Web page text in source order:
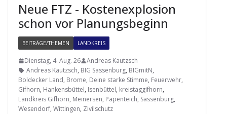
Neue FTZ - Kos­ten­ex­plo­sion
schon vor Planungsbeginn
BEITRÄGE/THEMEN LANDKREIS
Dienstag, 4. Aug. 26
Andreas Kautzsch
Andreas Kautzsch, BIG Sassenburg, BIGmitN,
Boldecker Land, Brome, Deine starke Stimme, Feuerwehr,
Gifhorn, Hankensbüttel, Isenbüttel, kreistaggifhorn,
Landkreis Gifhorn, Meinersen, Papenteich, Sassenburg,
Wesendorf, Wittingen, Zivilschutz